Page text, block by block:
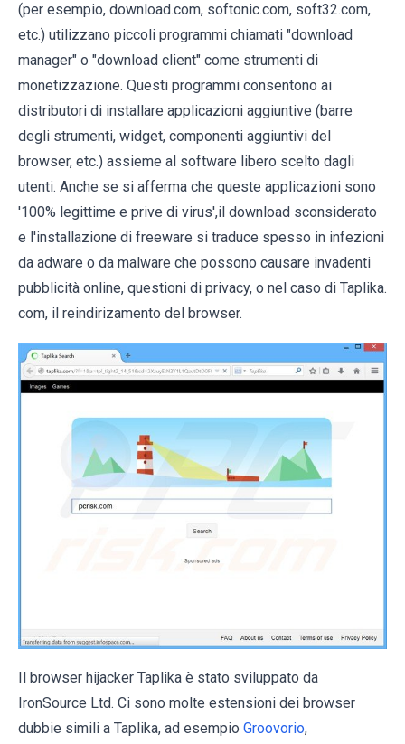
(per esempio, download.com, softonic.com, soft32.com,
etc.) utilizzano piccoli programmi chiamati "download
manager" o "download client" come strumenti di
monetizzazione. Questi programmi consentono ai
distributori di installare applicazioni aggiuntive (barre
degli strumenti, widget, componenti aggiuntivi del
browser, etc.) assieme al software libero scelto dagli
utenti. Anche se si afferma che queste applicazioni sono
'100% legittime e prive di virus',il download sconsiderato
e l'installazione di freeware si traduce spesso in infezioni
da adware o da malware che possono causare invadenti
pubblicità online, questioni di privacy, o nel caso di Taplika.
com, il reindirizamento del browser.
Il browser hijacker Taplika è stato sviluppato da
IronSource Ltd. Ci sono molte estensioni dei browser
dubbie simili a Taplika, ad esempio Groovorio,